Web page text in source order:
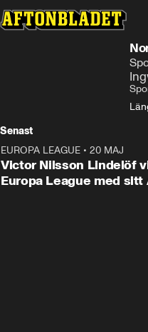
Senast
EUROPA LEAGUE • 20 MAJ
Victor Nilsson Lindelöf
Europa League med sitt